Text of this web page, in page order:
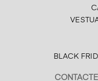
BLACK